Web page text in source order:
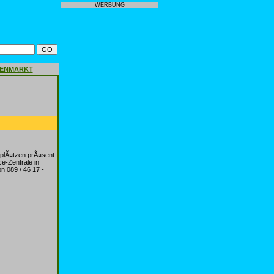
prÃ¤sent
Zentrale in
089 / 46 17 -
WERBUNG